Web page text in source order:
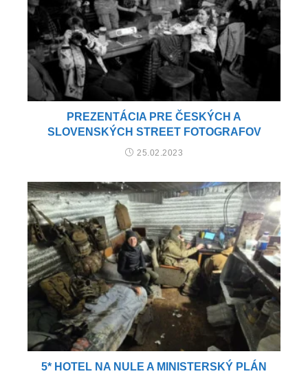
PREZENTÁCIA PRE ČESKÝCH A
SLOVENSKÝCH STREET FOTOGRAFOV
25.02.2023
5* HOTEL NA NULE A MINISTERSKÝ PLÁN